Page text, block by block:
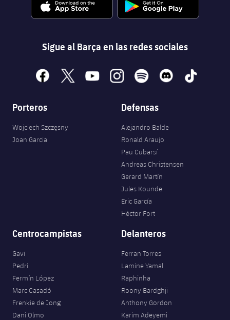
Sigue al Barça en las redes sociales
facebook
x youtubeinstagramspotify discord tiktok
Porteros
Wojciech Szczęsny
Joan Garcia
Defensas
Alejandro Balde
Ronald Araujo
Pau Cubarsí
Andreas Christensen
Gerard Martín
Jules Kounde
Eric García
Héctor Fort
Centrocampistas
Gavi
Pedri
Fermín López
Marc Casadó
Frenkie de Jong
Dani Olmo
Delanteros
Ferran Torres
Lamine Yamal
Raphinha
Roony Bardghji
Anthony Gordon
Karim Adeyemi